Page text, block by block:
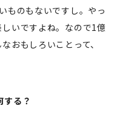
ものもないですし。やっ
いですよね。なので1億
おもしろいことって、
する？